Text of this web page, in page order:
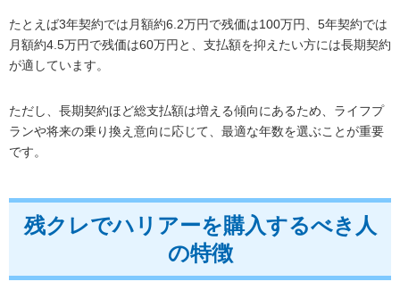
たとえば3年契約では月額約6.2万円で残価は100万円、5年契約では
月額約4.5万円で残価は60万円と、支払額を抑えたい方には長期契約
が適しています。
ただし、長期契約ほど総支払額は増える傾向にあるため、ライフプ
ランや将来の乗り換え意向に応じて、最適な年数を選ぶことが重要
です。
残クレでハリアーを購入するべき人
の特徴